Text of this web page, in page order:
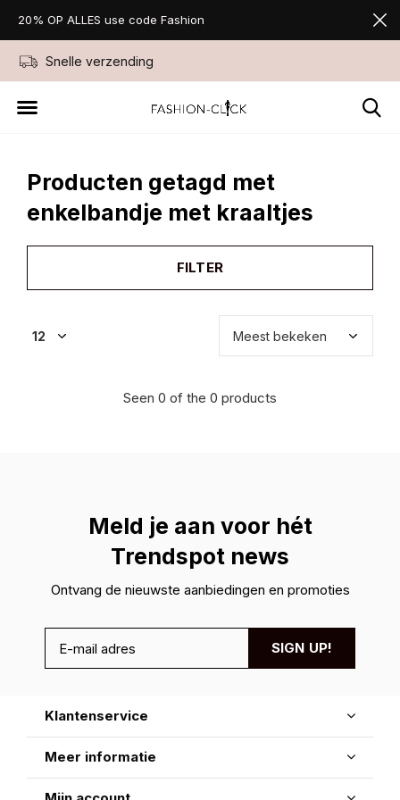
Snelle verzending
20% OP ALLES use code Fashion
Producten getagd met
enkelbandje met kraaltjes
FILTER
Seen 0 of the 0 products
Meld je aan voor hét
Trendspot news
Ontvang de nieuwste aanbiedingen en promoties
SIGN UP!
Klantenservice
Meer informatie